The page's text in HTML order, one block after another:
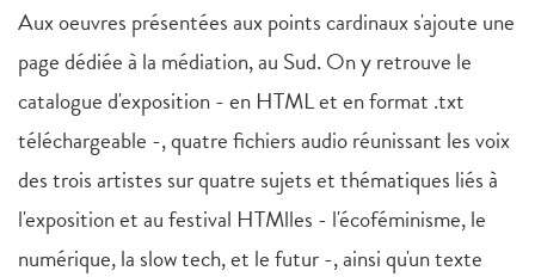
Aux oeuvres présentées aux points cardinaux s'ajoute une
page dédiée à la médiation, au Sud. On y retrouve le
catalogue d'exposition - en HTML et en format .txt
téléchargeable -, quatre fichiers audio réunissant les voix
des trois artistes sur quatre sujets et thématiques liés à
l'exposition et au festival HTMlles - l'écoféminisme, le
numérique, la slow tech, et le futur -, ainsi qu'un texte